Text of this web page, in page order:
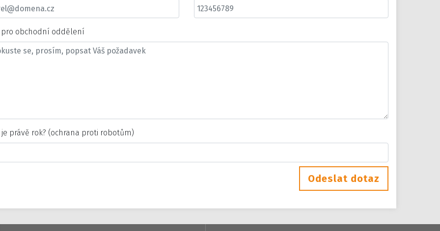
pro obchodní oddělení
je právě rok? (ochrana proti robotům)
Odeslat dotaz